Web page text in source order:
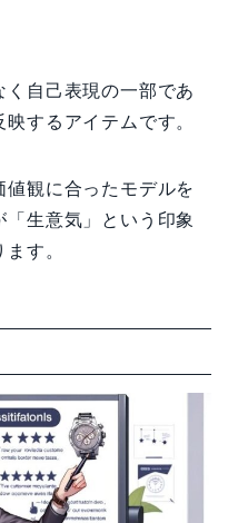
く自己表現の一部であ
するアイテムです。
観に合ったモデルを
生意気」という印象
す。